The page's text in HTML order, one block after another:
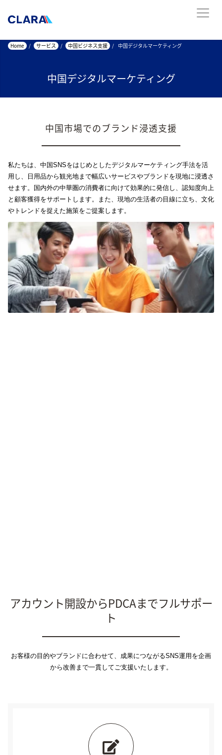
Home / サービス / 中国ビジネス支援 / 中国デジタルマーケティング
中国デジタルマーケティング
中国市場でのブランド浸透支援
私たちは、中国SNSをはじめとしたデジタルマーケティング手法を活
用し、日用品から観光地まで幅広いサービスやブランドを現地に浸透さ
せます。国内外の中華圏の消費者に向けて効果的に発信し、認知度向上
と顧客獲得をサポートします。また、現地の生活者の目線に立ち、文化
やトレンドを捉えた施策をご提案します。
アカウント開設からPDCAまでフルサポー
ト
お客様の目的やブランドに合わせて、成果につながるSNS運用を企画
から改善まで一貫してご支援いたします。